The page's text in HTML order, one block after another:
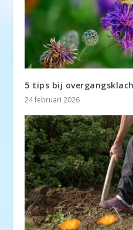
5 tips bij
24 februari 2026